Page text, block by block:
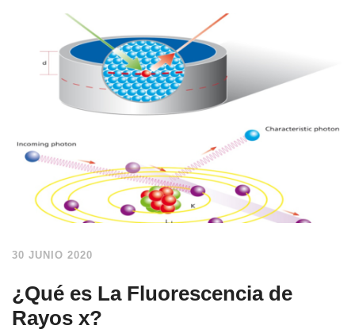
30 JUNIO 2020
¿Qué es La Fluorescencia de
Rayos x?